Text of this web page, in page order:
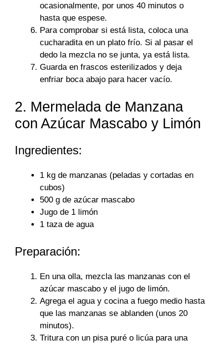
ocasionalmente, por unos 40 minutos o
hasta que espese.
Para comprobar si está lista, coloca una
cucharadita en un plato frío. Si al pasar el
dedo la mezcla no se junta, ya está lista.
Guarda en frascos esterilizados y deja
enfriar boca abajo para hacer vacío.
2. Mermelada de Manzana
con Azúcar Mascabo y Limón
Ingredientes:
1 kg de manzanas (peladas y cortadas en
cubos)
500 g de azúcar mascabo
Jugo de 1 limón
1 taza de agua
Preparación:
En una olla, mezcla las manzanas con el
azúcar mascabo y el jugo de limón.
Agrega el agua y cocina a fuego medio hasta
que las manzanas se ablanden (unos 20
minutos).
Tritura con un pisa puré o licúa para una